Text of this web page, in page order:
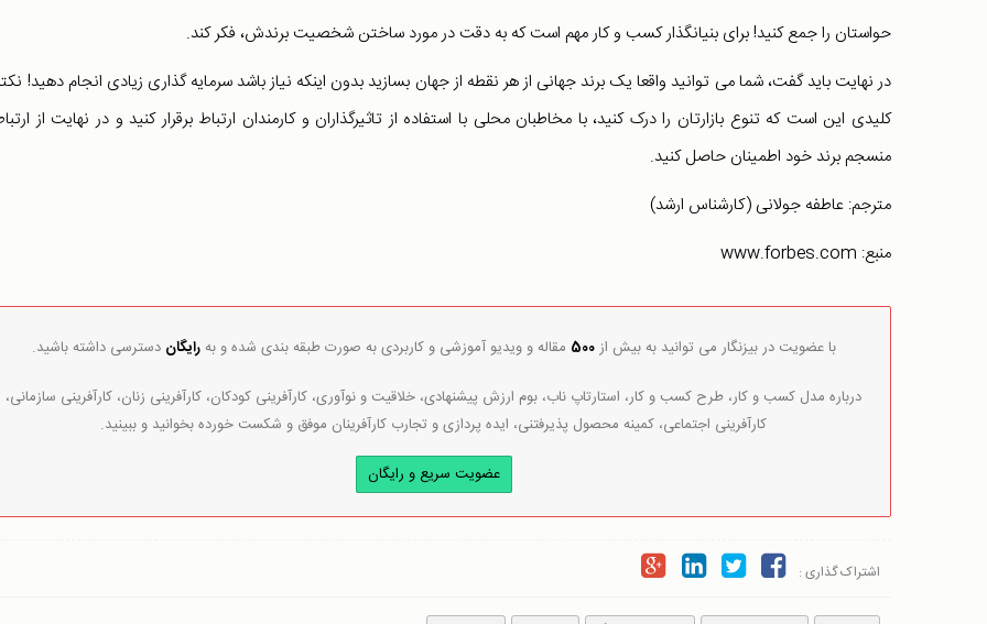
حواستان را جمع کنید! برای بنیانگذار کسب و کار مهم است که به دقت در مورد ساختن شخصیت برندش، فکر کند.
در نهایت باید گفت، شما می توانید واقعا یک برند جهانی از هر نقطه از جهان بسازید بدون اینکه نیاز باشد سرمایه گذاری زیادی انجام دهید!
کلیدی این است که تنوع بازارتان را درک کنید، با مخاطبان محلی با استفاده از تاثیرگذاران و کارمندان ارتباط برقرار کنید و در نهایت از
منسجم برند خود اطمینان حاصل کنید.
مترجم: عاطفه جولانی (کارشناس ارشد)
منبع: www.forbes.com
با عضویت در بیزنگار می توانید به بیش از500 مقاله و ویدیو آموزشی و کاربردی به صورت طبقه بندی شده و بهرایگان دسترسی داشته باشید.
درباره مدل کسب و کار، طرح کسب و کار، استارتاپ ناب، بوم ارزش پیشنهادی، خلاقیت و نوآوری، کارآفرینی کودکان، کارآفرینی زنان، کارآفرینی سازمانی،
کارآفرینی اجتماعی، کمینه محصول پذیرفتنی، ایده پردازی و تجارب کارآفرینان موفق و شکست خورده بخوانید و ببینید.
عضویت سریع و رایگان
اشتراک گذاری :